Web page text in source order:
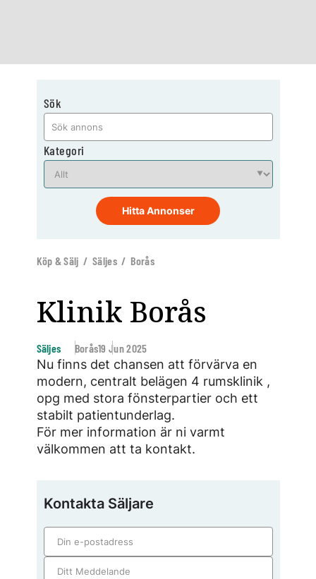
Sök
Kategori
Hitta Annonser
Köp & Sälj / Säljes / Borås
Klinik Borås
Säljes Borås19 Jun 2025
Nu finns det chansen att förvärva en
modern, centralt belägen 4 rumsklinik ,
opg med stora fönsterpartier och ett
stabilt patientunderlag.
För mer information är ni varmt
välkommen att ta kontakt.
Kontakta Säljare